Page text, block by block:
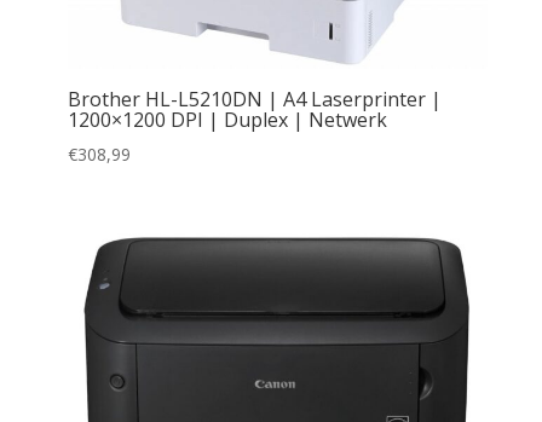
Brother HL-L5210DN | A4 Laserprinter |
1200×1200 DPI | Duplex | Netwerk
€308,99